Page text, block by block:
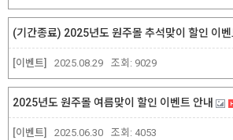
[이벤트]
(기간종료) 2025년도 원주몰 추석맞이 할인 이
2025.08.29 조회: 9029
[이벤트]
2025년도 원주몰 여름맞이 할인 이벤트 안내
2025.06.30 조회: 4053